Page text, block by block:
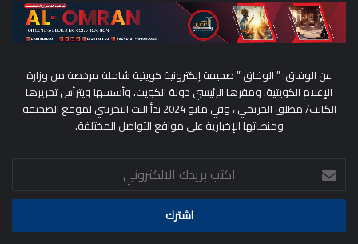
عن الوفاق: ” الوفاق ” صحيفة إلكترونية كويتية شاملة مرخصة من وزارة
الإعلام الكويتية، ومقرها الرئيسي دولة الكويت، وأسسها ويترأس تحريرها
الكاتب/ مطلق الحريجي ، وفي مايو 2024 بدأ البث التجريبي لموقع الصحيفة
ومنصاتها الإخبارية على مواقع التواصل المختلفة.
اكتب
بريدك
الالكتروني